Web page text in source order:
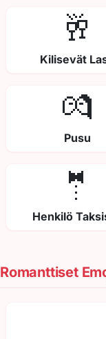
🥂
Kilisevät
💏
Pusu
🤵
Henkilö
Romanttiset